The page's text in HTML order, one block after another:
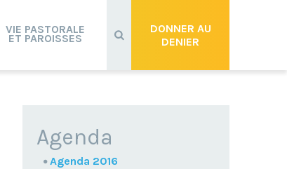
DONNER AU
DENIER
VIE PASTORALE
ET PAROISSES
NAVIGATION
Agenda
Agenda 2016